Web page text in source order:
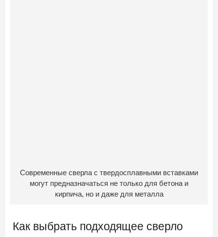
Современные сверла с твердосплавными вставками
могут предназначаться не только для бетона и
кирпича, но и даже для металла
Как выбрать подходящее сверло